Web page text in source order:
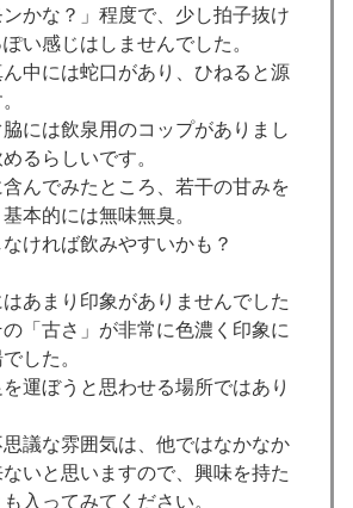
かな？」程度で、少し拍子抜け
い感じはしませんでした。
中には蛇口があり、ひねると源
には飲泉用のコップがありまし
るらしいです。
んでみたところ、若干の甘みを
本的には無味無臭。
ければ飲みやすいかも？
あまり印象がありませんでした
「古さ」が非常に色濃く印象に
した。
運ぼうと思わせる場所ではあり
議な雰囲気は、他ではなかなか
いと思いますので、興味を持た
入ってみてください。